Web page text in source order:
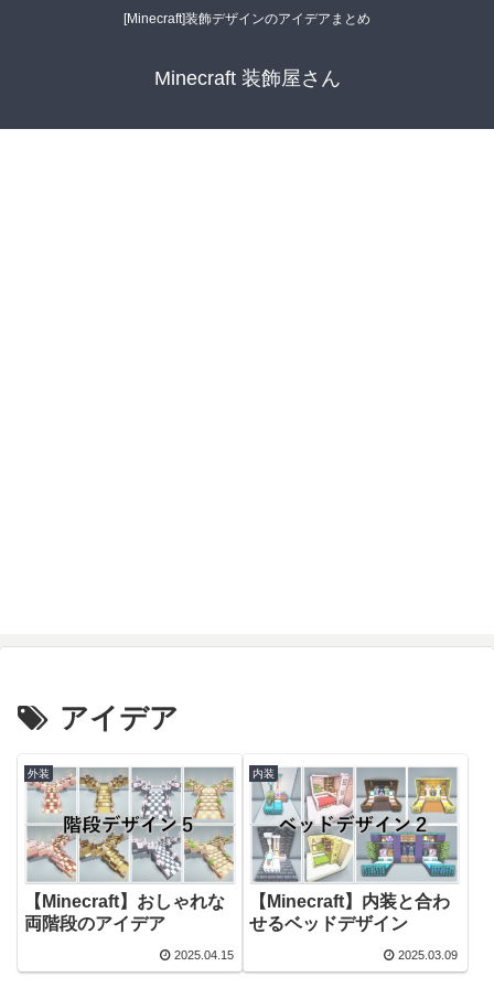
[Minecraft]装飾デザインのアイデアまとめ
Minecraft 装飾屋さん
アイデア
外装
【Minecraft】おしゃれな
両階段のアイデア
2025.04.15
内装
【Minecraft】内装と合わ
せるベッドデザイン
2025.03.09